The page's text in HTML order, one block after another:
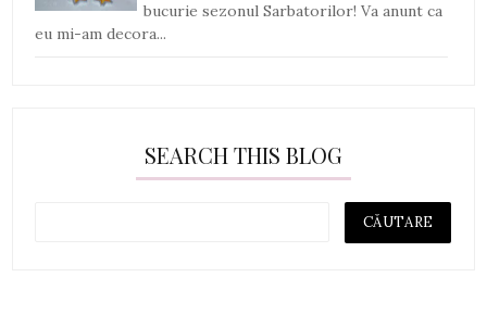
bucurie sezonul Sarbatorilor! Va anunt ca
eu mi-am decora...
SEARCH THIS BLOG